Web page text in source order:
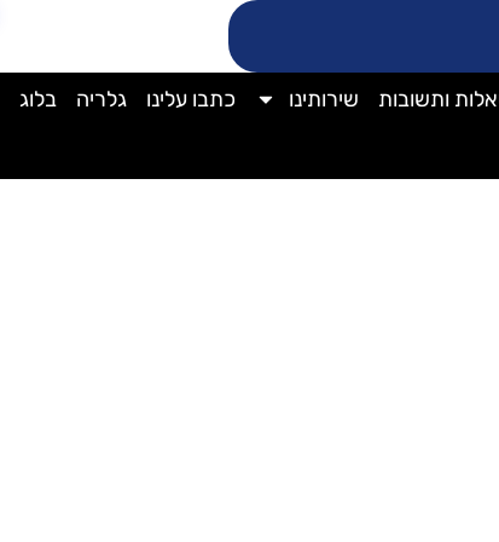
ותשובות שירותינו כתבו עלינו גלריה בלוג